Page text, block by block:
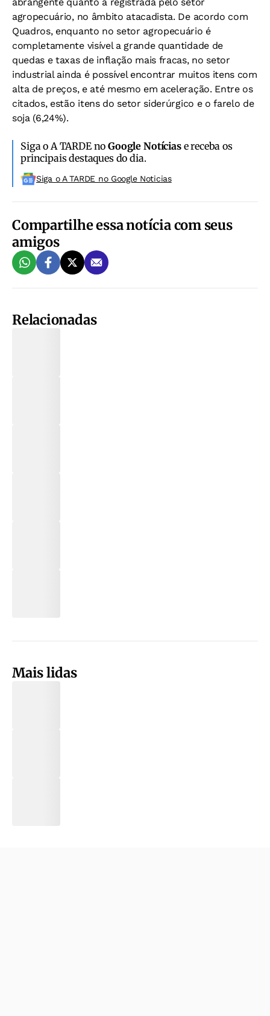
agropecuário, no âmbito atacadista. De acordo com
Quadros, enquanto no setor agropecuário é
completamente visível a grande quantidade de
quedas e taxas de inflação mais fracas, no setor
industrial ainda é possível encontrar muitos itens com
alta de preços, e até mesmo em aceleração. Entre os
citados, estão itens do setor siderúrgico e o farelo de
soja (6,24%).
Siga o A TARDE noGoogle Notíciase receba os
principais destaques do dia.
Siga o A TARDE no Google Noticias
Compartilhe essa notícia com seus
amigos
Relacionadas
Mais lidas